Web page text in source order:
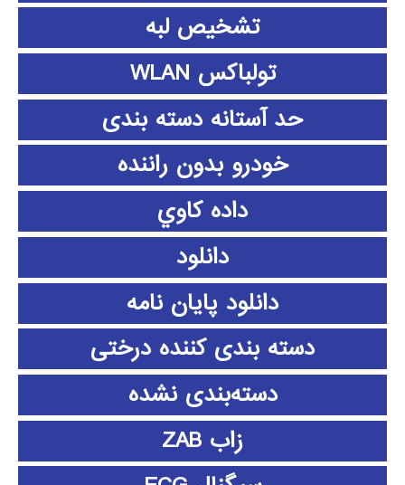
تشخیص لبه
تولباکس WLAN
حد آستانه دسته بندی
خودرو بدون راننده
داده كاوي
دانلود
دانلود پايان نامه
دسته بندی کننده درختی
دسته‌بندی نشده
زاب ZAB